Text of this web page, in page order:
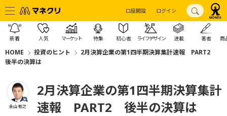
口座開設 ログイン
新着 人気 マーケット 特集 初心者 ライフデザイン 連載 著者 商
HOME 投資のヒント
2月決算企業の第1四半期決算集計速報 PART2
後半の決算は
金山 敏之
2月決算企業の第1四半期決算集計
速報 PART2 後半の決算は